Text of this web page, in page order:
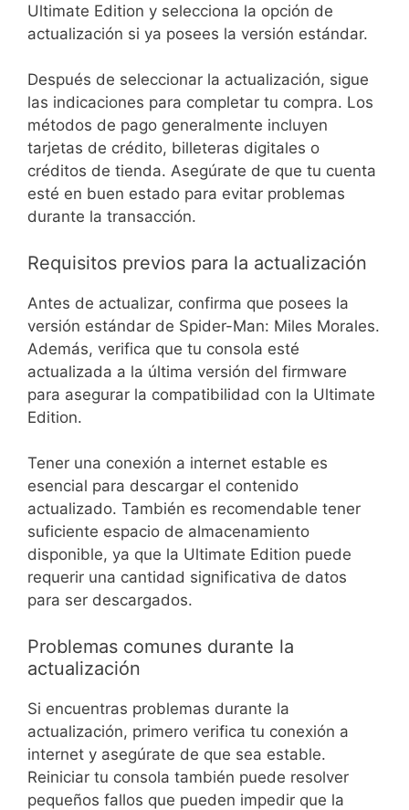
Ultimate Edition y selecciona la opción de
actualización si ya posees la versión estándar.
Después de seleccionar la actualización, sigue
las indicaciones para completar tu compra. Los
métodos de pago generalmente incluyen
tarjetas de crédito, billeteras digitales o
créditos de tienda. Asegúrate de que tu cuenta
esté en buen estado para evitar problemas
durante la transacción.
Requisitos previos para la actualización
Antes de actualizar, confirma que posees la
versión estándar de Spider-Man: Miles Morales.
Además, verifica que tu consola esté
actualizada a la última versión del firmware
para asegurar la compatibilidad con la Ultimate
Edition.
Tener una conexión a internet estable es
esencial para descargar el contenido
actualizado. También es recomendable tener
suficiente espacio de almacenamiento
disponible, ya que la Ultimate Edition puede
requerir una cantidad significativa de datos
para ser descargados.
Problemas comunes durante la
actualización
Si encuentras problemas durante la
actualización, primero verifica tu conexión a
internet y asegúrate de que sea estable.
Reiniciar tu consola también puede resolver
pequeños fallos que pueden impedir que la